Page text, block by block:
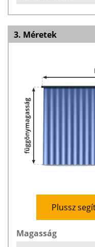
3. Méretek
Plussz
Magasság